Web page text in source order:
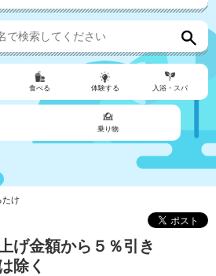
食べる 体験する 入浴・スパ
乗り物
たけ
げ金額から５％引き
除く